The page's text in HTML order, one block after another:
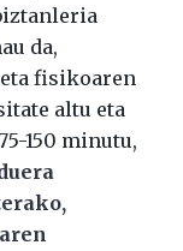
da,
fisikoaren
altu eta
150 minutu,